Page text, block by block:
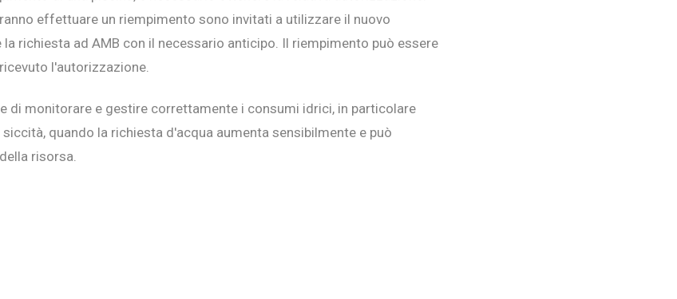
effettuare un riempimento sono invitati a utilizzare il nuovo
richiesta ad AMB con il necessario anticipo. Il riempimento può essere
l'autorizzazione.
di monitorare e gestire correttamente i consumi idrici, in particolare
quando la richiesta d'acqua aumenta sensibilmente e può
risorsa.